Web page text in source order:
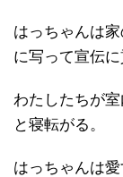
はっちゃんは
に写って宣伝に
わたしたちが
と寝転がる。
はっちゃんは